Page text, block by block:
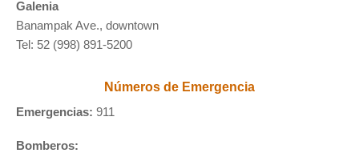
Galenia
Banampak Ave., downtown
Tel: 52 (998) 891-5200
Números de Emergencia
Emergencias: 911
Bomberos: